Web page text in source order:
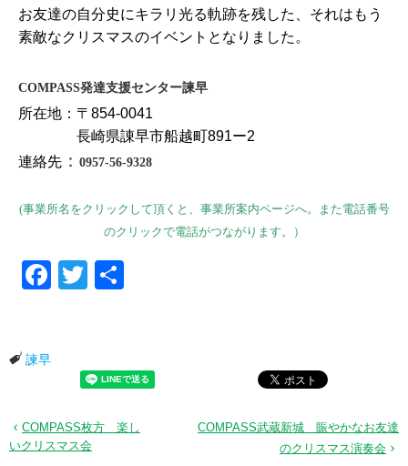
お友達の自分史にキラリ光る軌跡を残した、それはもう
素敵なクリスマスのイベントとなりました。
COMPASS発達支援センター諫早
所在地：〒854-0041
長崎県諌早市船越町891ー2
連絡先 ： 0957-56-9328
(事業所名をクリックして頂くと、事業所案内ページへ。また電話番号
のクリックで電話がつながります。）
FacebookTwitter
諫早
COMPASS枚方 楽し
いクリスマス会
COMPASS武蔵新城 賑やかなお友達
のクリスマス演奏会